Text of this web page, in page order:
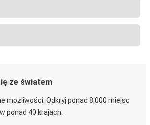
ze światem
możliwości. Odkryj ponad 8 000 miejsc
ponad 40 krajach.